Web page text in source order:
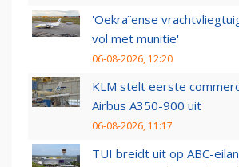
'Oekraïense
vol met munitie'
06-08-2026, 12:20
KLM stelt eerste
Airbus A350-900 uit
06-08-2026, 11:17
TUI breidt uit op ABC-